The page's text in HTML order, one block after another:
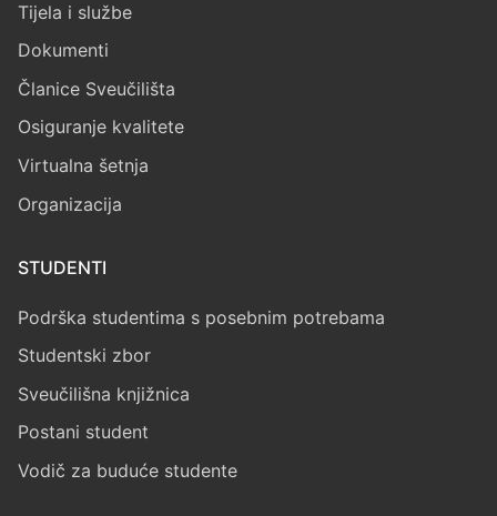
Tijela i službe
Dokumenti
Članice Sveučilišta
Osiguranje kvalitete
Virtualna šetnja
Organizacija
STUDENTI
Podrška studentima s posebnim potrebama
Studentski zbor
Sveučilišna knjižnica
Postani student
Vodič za buduće studente